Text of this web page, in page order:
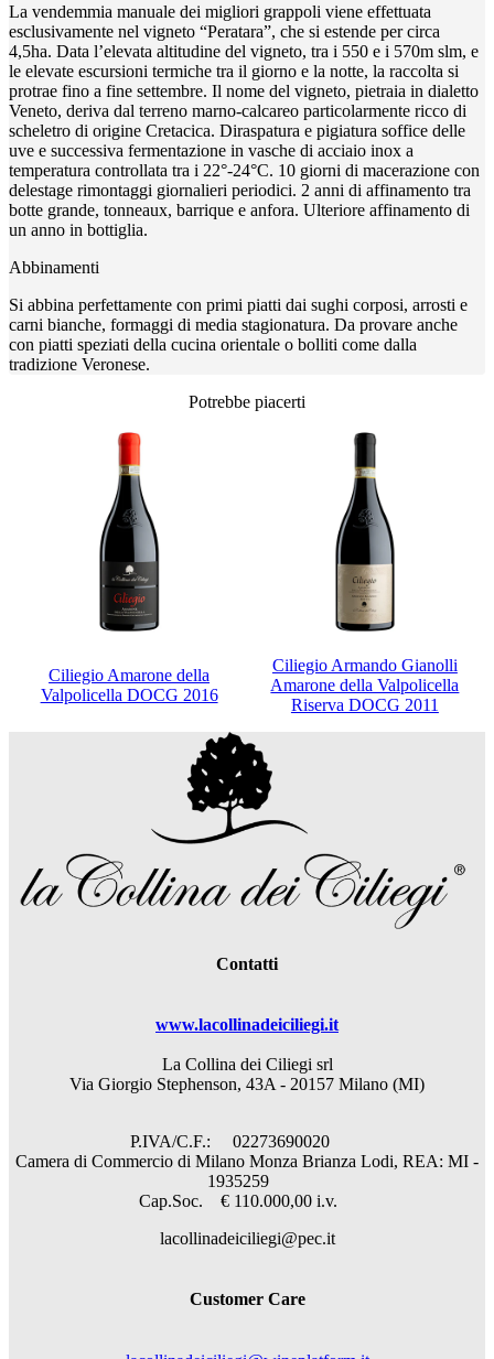
La vendemmia manuale dei migliori grappoli viene effettuata
esclusivamente nel vigneto “Peratara”, che si estende per circa
4,5ha. Data l’elevata altitudine del vigneto, tra i 550 e i 570m slm, e
le elevate escursioni termiche tra il giorno e la notte, la raccolta si
protrae fino a fine settembre. Il nome del vigneto, pietraia in dialetto
Veneto, deriva dal terreno marno-calcareo particolarmente ricco di
scheletro di origine Cretacica. Diraspatura e pigiatura soffice delle
uve e successiva fermentazione in vasche di acciaio inox a
temperatura controllata tra i 22°-24°C. 10 giorni di macerazione con
delestage rimontaggi giornalieri periodici. 2 anni di affinamento tra
botte grande, tonneaux, barrique e anfora. Ulteriore affinamento di
un anno in bottiglia.
Abbinamenti
Si abbina perfettamente con primi piatti dai sughi corposi, arrosti e
carni bianche, formaggi di media stagionatura. Da provare anche
con piatti speziati della cucina orientale o bolliti come dalla
tradizione Veronese.
Potrebbe piacerti
Ciliegio Amarone della
Valpolicella DOCG 2016
Ciliegio Armando Gianolli
Amarone della Valpolicella
Riserva DOCG 2011
Contatti
www.lacollinadeiciliegi.it
La Collina dei Ciliegi srl
Via Giorgio Stephenson, 43A - 20157 Milano (MI)
P.IVA/C.F.: 02273690020
Camera di Commercio di Milano Monza Brianza Lodi, REA: MI -
1935259
Cap.Soc. € 110.000,00 i.v.
lacollinadeiciliegi@pec.it
Customer Care